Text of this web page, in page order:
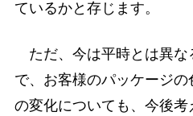
ているかと存じます。
ただ、今は平時とは異な
で、お客様のパッケージ
の変化についても、今後